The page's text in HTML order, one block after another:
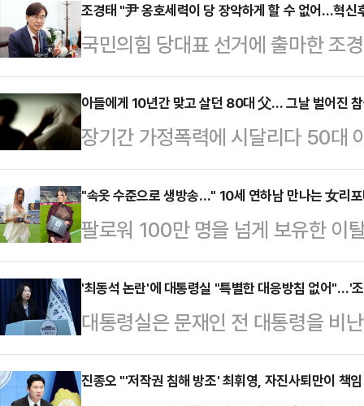
럼 중국군 추모를 고려하고 계신 건
직격했다.안철수 의원은 27일 페
년이자 유엔군 참전의 날이라는 점
순국선열과 참전 용사들께 깊이 감
대통령은 단 한 마디도 없다"고 적
전쟁에서 승리…
조경태 "尹 옹호세력이 당 장악하게 할 수 없어…혁신
국민의힘 당대표 선거에 출마한 조
세력에게 당권을 내어줘선 안된다
들을 향해 단일화에 나서줄 것을
서 기자회견을 열고 "헌법을 유린
세력에게 국민의힘을 장악하게 할
를 간곡히 요청한다"고 말했다.그
힘 지지도는 10%대에 머물고 있다
정도"라며 "…
아들에게 10년간 맞고 살던 80대 父… 그날 벌어진
장기간 가정폭력에 시달리다 50대
심에서도 징역형을 선고받았다.27
(황진구 지영난 권혁중 부장판사)
게 1심과 같이 징역 3년 6개월을
17일 자택에서 아들 B씨의 목을 졸
에 취해 소리 지르고 욕설하자 "내
여라, 네가 나 못 죽이면 내가 너 죽
"속옷 수준으로 생방송…" 10세 연하남 만나는 女리
팔로워 100만 명을 넘게 보유한 이
나의 과한 노출 의상이 화제의 중
에 따르면 엘레오노라 인카르도나
스타디움에서 열린 PSG와 바이에
착용했다.공개된 사진에 따르면 인
트와 브라톱 차림(사진 왼쪽)으로
'최동석 논란'에 대통령실 "특별한 대응방침 없어"…'
대통령실은 문재인 전 대통령을 비
사건을 옹호하는 등의 과거 발언으
과 관련해 "아직은 특별한 대응 방
진종오 "'저작권 침해 방조' 최휘영, 자진사퇴만이 책